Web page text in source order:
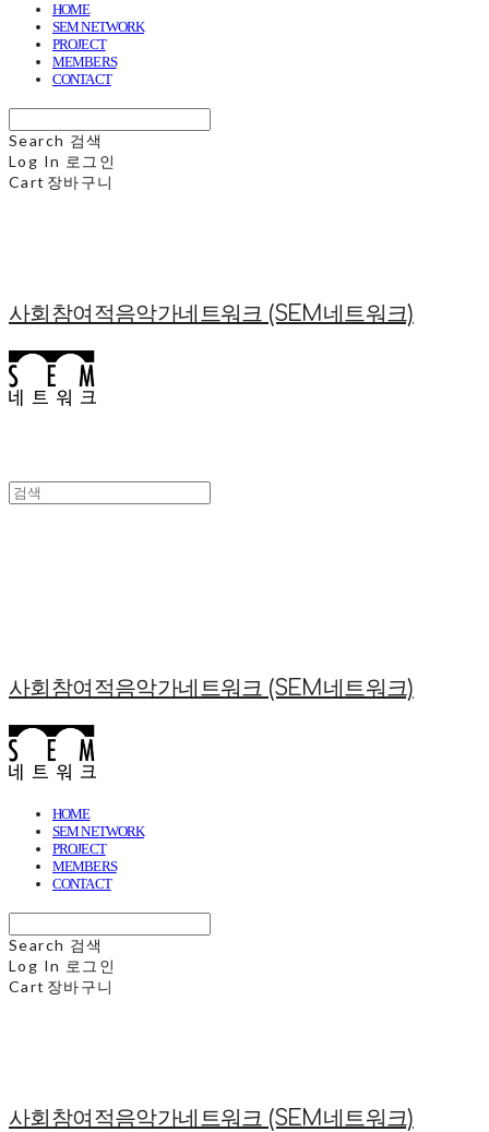
HOME
SEM NETWORK
PROJECT
MEMBERS
CONTACT
Search 검색
Log In 로그인
Cart 장바구니
사회참여적음악가네트워크 (SEM네트워크)
사회참여적음악가네트워크 (SEM네트워크)
HOME
SEM NETWORK
PROJECT
MEMBERS
CONTACT
Search 검색
Log In 로그인
Cart 장바구니
사회참여적음악가네트워크 (SEM네트워크)